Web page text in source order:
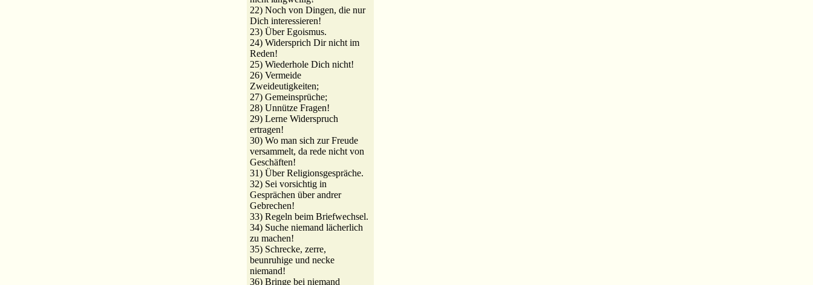
22) Noch von Dingen, die nur
Dich interessieren!
23) Über Egoismus.
24) Widersprich Dir nicht im
Reden!
25) Wiederhole Dich nicht!
26) Vermeide
Zweideutigkeiten;
27) Gemeinsprüche;
28) Unnütze Fragen!
29) Lerne Widerspruch
ertragen!
30) Wo man sich zur Freude
versammelt, da rede nicht von
Geschäften!
31) Über Religionsgespräche.
32) Sei vorsichtig in
Gesprächen über andrer
Gebrechen!
33) Regeln beim Briefwechsel.
34) Suche niemand lächerlich
zu machen!
35) Schrecke, zerre,
beunruhige und necke
niemand!
36) Bringe bei niemand